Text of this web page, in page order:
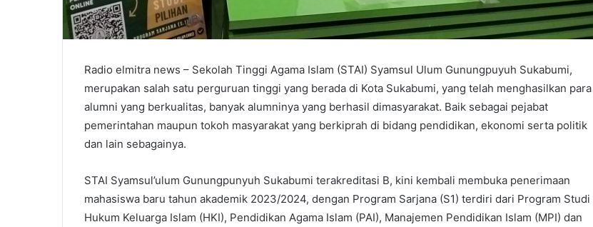
Radio elmitra news – Sekolah Tinggi Agama Islam (STAI) Syamsul Ulum Gunungpuyuh Sukabumi,
merupakan salah satu perguruan tinggi yang berada di Kota Sukabumi, yang telah menghasilkan para
alumni yang berkualitas, banyak alumninya yang berhasil dimasyarakat. Baik sebagai pejabat
pemerintahan maupun tokoh masyarakat yang berkiprah di bidang pendidikan, ekonomi serta politik
dan lain sebagainya.
STAI Syamsul’ulum Gunungpunyuh Sukabumi terakreditasi B, kini kembali membuka penerimaan
mahasiswa baru tahun akademik 2023/2024, dengan Program Sarjana (S1) terdiri dari Program Studi
Hukum Keluarga Islam (HKI), Pendidikan Agama Islam (PAI), Manajemen Pendidikan Islam (MPI) dan